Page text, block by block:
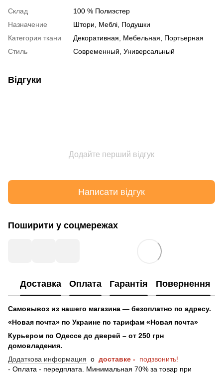
Склад
100 % Полиэстер
Назначение
Штори, Меблі, Подушки
Категория ткани
Декоративная, Мебельная, Портьерная
Стиль
Современный, Универсальный
Відгуки
Додайте перший відгук
Написати відгук
Поширити у соцмережах
Доставка Оплата Гарантія Повернення
Самовывоз из нашего магазина — безоплатно по адресу.
«Новая почта» по Украине по тарифам «Новая почта»
Курьером по Одессе до дверей – от 250 грн
домовладения.
Додаткова информация о доставке - подзвонить!
- Оплата - передплата. Минимальная 70% за товар при